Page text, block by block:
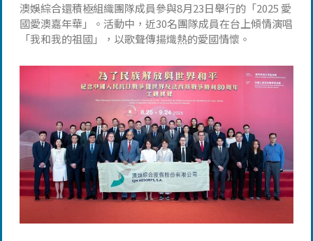
澳娛綜合還積極組織團隊成員參與8月23日舉行的「2025 愛
國愛澳嘉年華」。活動中，近30名團隊成員在台上傾情演唱
「我和我的祖國」，以歌聲傳揚熾熱的愛國情懷。